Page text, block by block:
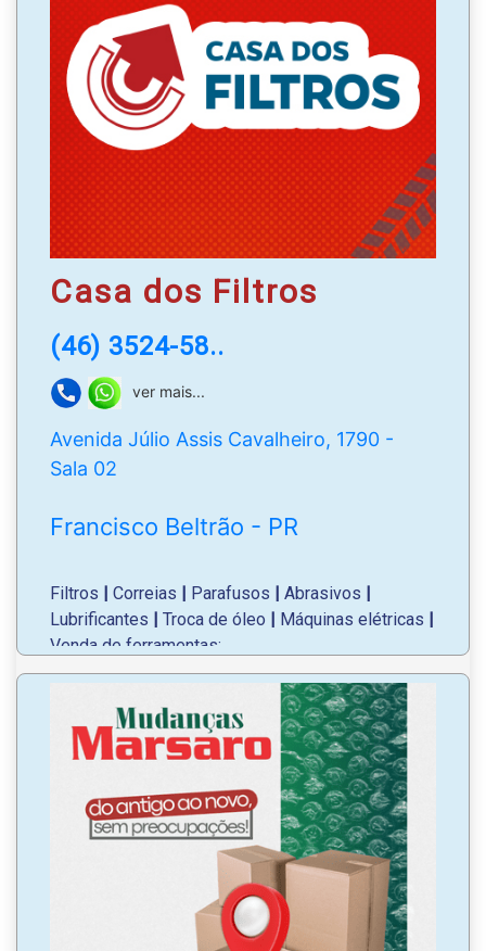
Casa dos Filtros
(46) 3524-58..
ver mais...
Avenida Júlio Assis Cavalheiro, 1790 -
Sala 02
Francisco Beltrão - PR
Filtros | Correias | Parafusos | Abrasivos |
Lubrificantes | Troca de óleo | Máquinas elétricas |
Venda de ferramentas;
Variedades em marcas de óleos e ferramentas;
Atendemos veículos pequenos, médios e
WhatsApp: (46) 99978-7900